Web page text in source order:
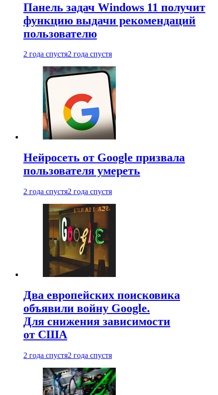
Панель задач Windows 11 получит
функцию выдачи рекомендаций
пользователю
2 года спустя2 года спустя
Нейросеть от Google призвала
пользователя умереть
2 года спустя2 года спустя
Два европейских поисковика
объявили войну Google.
Для снижения зависимости
от США
2 года спустя2 года спустя